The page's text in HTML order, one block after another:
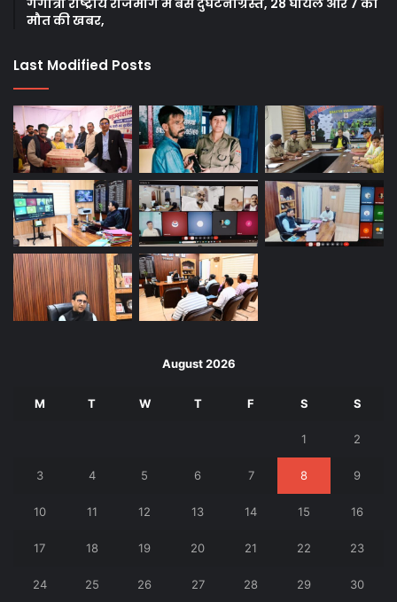
मौत की खबर,
Last Modified Posts
August 2026
M T W T F S S
1 2
3 4 5 6 7 8 9
10 11 12 13 14 15 16
17 18 19 20 21 22 23
24 25 26 27 28 29 30